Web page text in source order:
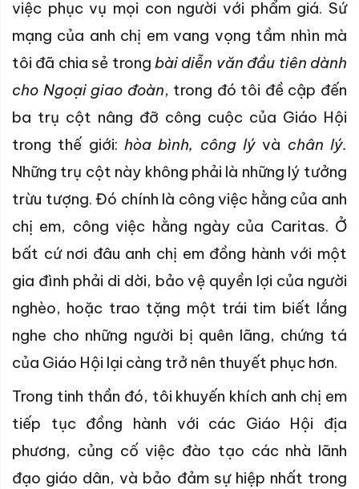
việc phục vụ mọi con người với phẩm giá. Sứ
mạng của anh chị em vang vọng tầm nhìn mà
tôi đã chia sẻ trong bài diễn văn đầu tiên dành
cho Ngoại giao đoàn, trong đó tôi đề cập đến
ba trụ cột nâng đỡ công cuộc của Giáo Hội
trong thế giới: hòa bình, công lývà chân lý.
Những trụ cột này không phải là những lý tưởng
trừu tượng. Đó chính là công việc hằng của anh
chị em, công việc hằng ngày của Caritas. Ở
bất cứ nơi đâu anh chị em đồng hành với một
gia đình phải di dời, bảo vệ quyền lợi của người
nghèo, hoặc trao tặng một trái tim biết lắng
nghe cho những người bị quên lãng, chứng tá
của Giáo Hội lại càng trở nên thuyết phục hơn.
Trong tinh thần đó, tôi khuyến khích anh chị em
tiếp tục đồng hành với các Giáo Hội địa
phương, củng cố việc đào tạo các nhà lãnh
đạo giáo dân, và bảo đảm sự hiệp nhất trong